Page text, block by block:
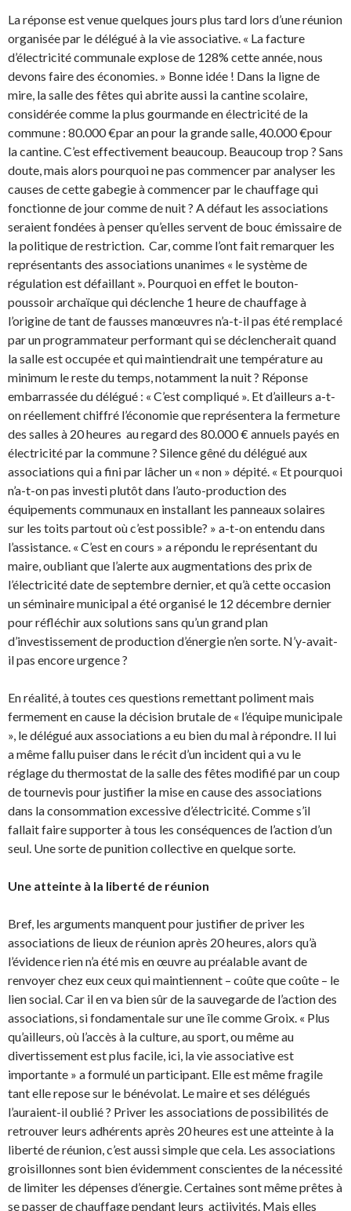
La réponse est venue quelques jours plus tard lors d’une réunion
organisée par le délégué à la vie associative. « La facture
d’électricité communale explose de 128% cette année, nous
devons faire des économies. » Bonne idée ! Dans la ligne de
mire, la salle des fêtes qui abrite aussi la cantine scolaire,
considérée comme la plus gourmande en électricité de la
commune : 80.000 €par an pour la grande salle, 40.000 €pour
la cantine. C’est effectivement beaucoup. Beaucoup trop ? Sans
doute, mais alors pourquoi ne pas commencer par analyser les
causes de cette gabegie à commencer par le chauffage qui
fonctionne de jour comme de nuit ? A défaut les associations
seraient fondées à penser qu’elles servent de bouc émissaire de
la politique de restriction. Car, comme l’ont fait remarquer les
représentants des associations unanimes « le système de
régulation est défaillant ». Pourquoi en effet le bouton-
poussoir archaïque qui déclenche 1 heure de chauffage à
l’origine de tant de fausses manœuvres n’a-t-il pas été remplacé
par un programmateur performant qui se déclencherait quand
la salle est occupée et qui maintiendrait une température au
minimum le reste du temps, notamment la nuit ? Réponse
embarrassée du délégué : « C’est compliqué ». Et d’ailleurs a-t-
on réellement chiffré l’économie que représentera la fermeture
des salles à 20 heures au regard des 80.000 € annuels payés en
électricité par la commune ? Silence gêné du délégué aux
associations qui a fini par lâcher un « non » dépité. « Et pourquoi
n’a-t-on pas investi plutôt dans l’auto-production des
équipements communaux en installant les panneaux solaires
sur les toits partout où c’est possible? » a-t-on entendu dans
l’assistance. « C’est en cours » a répondu le représentant du
maire, oubliant que l’alerte aux augmentations des prix de
l’électricité date de septembre dernier, et qu’à cette occasion
un séminaire municipal a été organisé le 12 décembre dernier
pour réfléchir aux solutions sans qu’un grand plan
d’investissement de production d’énergie n’en sorte. N’y-avait-
il pas encore urgence ?
En réalité, à toutes ces questions remettant poliment mais
fermement en cause la décision brutale de « l’équipe municipale
», le délégué aux associations a eu bien du mal à répondre. Il lui
a même fallu puiser dans le récit d’un incident qui a vu le
réglage du thermostat de la salle des fêtes modifié par un coup
de tournevis pour justifier la mise en cause des associations
dans la consommation excessive d’électricité. Comme s’il
fallait faire supporter à tous les conséquences de l’action d’un
seul. Une sorte de punition collective en quelque sorte.
Une atteinte à la liberté de réunion
Bref, les arguments manquent pour justifier de priver les
associations de lieux de réunion après 20 heures, alors qu’à
l’évidence rien n’a été mis en œuvre au préalable avant de
renvoyer chez eux ceux qui maintiennent – coûte que coûte – le
lien social. Car il en va bien sûr de la sauvegarde de l’action des
associations, si fondamentale sur une île comme Groix. « Plus
qu’ailleurs, où l’accès à la culture, au sport, ou même au
divertissement est plus facile, ici, la vie associative est
importante » a formulé un participant. Elle est même fragile
tant elle repose sur le bénévolat. Le maire et ses délégués
l’auraient-il oublié ? Priver les associations de possibilités de
retrouver leurs adhérents après 20 heures est une atteinte à la
liberté de réunion, c’est aussi simple que cela. Les associations
groisillonnes sont bien évidemment conscientes de la nécessité
de limiter les dépenses d’énergie. Certaines sont même prêtes à
se passer de chauffage pendant leurs actiivités. Mais elles